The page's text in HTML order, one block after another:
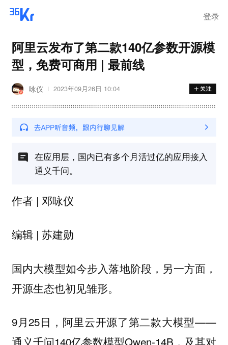
登录
阿里云发布了第二款140亿参数开源模
型，免费可商用 | 最前线
咏仪 2023年09月26日 10:04
在应用层，国内已有多个月活过亿的应用接入
通义千问。
作者 | 邓咏仪
编辑 | 苏建勋
国内大模型如今步入落地阶段，另一方面，
开源生态也初见雏形。
9月25日，阿里云开源了第二款大模型——
通义千问140亿参数模型Qwen-14B，及其对